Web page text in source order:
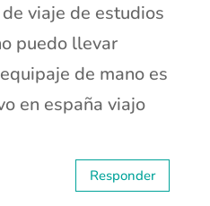
viaje de estudios
puedo llevar
de mano es
en españa viajo
Responder